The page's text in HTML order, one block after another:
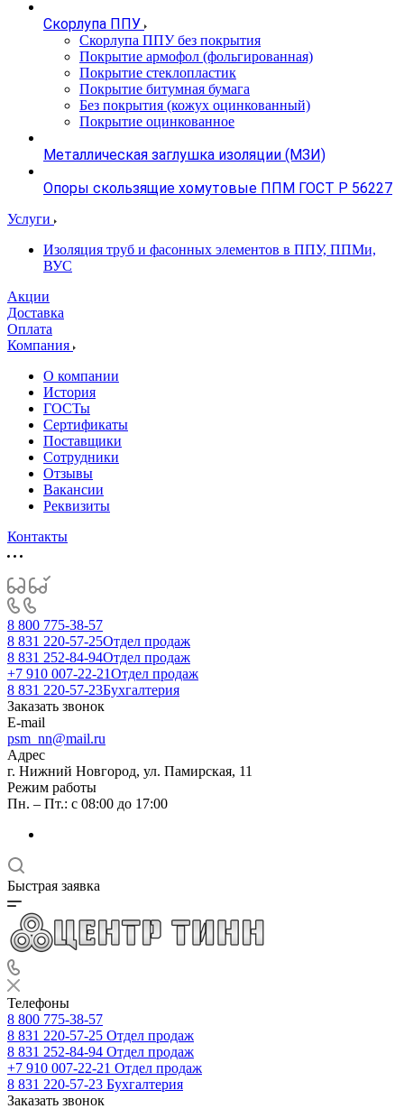
Скорлупа ППУ
Скорлупа ППУ без покрытия
Покрытие армофол (фольгированная)
Покрытие стеклопластик
Покрытие битумная бумага
Без покрытия (кожух оцинкованный)
Покрытие оцинкованное
Металлическая заглушка изоляции (МЗИ)
Опоры скользящие хомутовые ППМ ГОСТ Р 56227
Услуги
Изоляция труб и фасонных элементов в ППУ, ППМи,
ВУС
Акции
Доставка
Оплата
Компания
О компании
История
ГОСТы
Сертификаты
Поставщики
Сотрудники
Отзывы
Вакансии
Реквизиты
Контакты
8 800 775-38-57
8 831 220-57-25Отдел продаж
8 831 252-84-94Отдел продаж
+7 910 007-22-21Отдел продаж
8 831 220-57-23Бухгалтерия
Заказать звонок
E-mail
psm_nn@mail.ru
Адрес
г. Нижний Новгород, ул. Памирская, 11
Режим работы
Пн. – Пт.: с 08:00 до 17:00
Быстрая заявка
Телефоны
8 800 775-38-57
8 831 220-57-25 Отдел продаж
8 831 252-84-94 Отдел продаж
+7 910 007-22-21 Отдел продаж
8 831 220-57-23 Бухгалтерия
Заказать звонок